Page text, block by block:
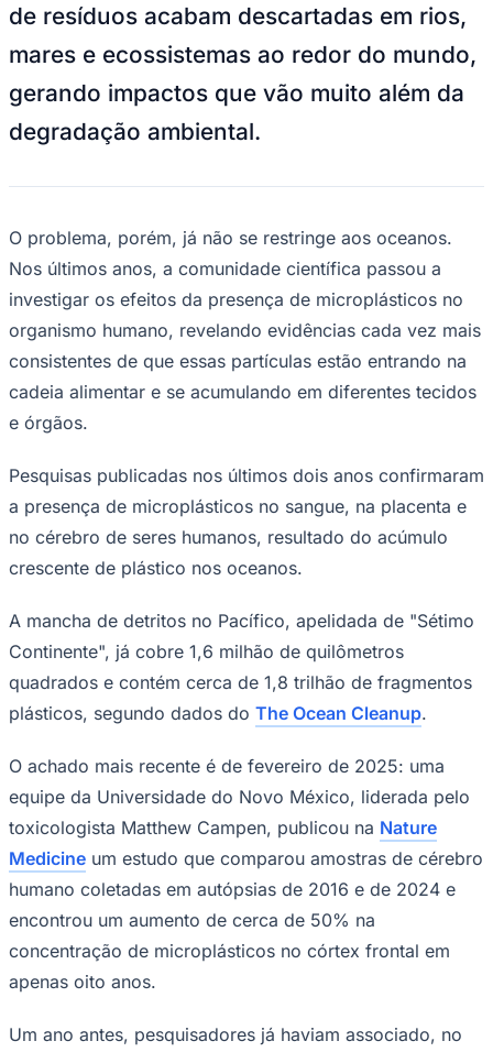
Sport
Juventude
de resíduos acabam descartadas em rios,
mares e ecossistemas ao redor do mundo,
gerando impactos que vão muito além da
degradação ambiental.
O problema, porém, já não se restringe aos oceanos.
Nos últimos anos, a comunidade científica passou a
investigar os efeitos da presença de microplásticos no
organismo humano, revelando evidências cada vez mais
consistentes de que essas partículas estão entrando na
cadeia alimentar e se acumulando em diferentes tecidos
e órgãos.
Pesquisas publicadas nos últimos dois anos confirmaram
a presença de microplásticos no sangue, na placenta e
no cérebro de seres humanos, resultado do acúmulo
crescente de plástico nos oceanos.
A mancha de detritos no Pacífico, apelidada de "Sétimo
Continente", já cobre 1,6 milhão de quilômetros
quadrados e contém cerca de 1,8 trilhão de fragmentos
plásticos, segundo dados do The Ocean Cleanup.
O achado mais recente é de fevereiro de 2025: uma
equipe da Universidade do Novo México, liderada pelo
toxicologista Matthew Campen, publicou na Nature
Medicine um estudo que comparou amostras de cérebro
humano coletadas em autópsias de 2016 e de 2024 e
encontrou um aumento de cerca de 50% na
concentração de microplásticos no córtex frontal em
apenas oito anos.
Um ano antes, pesquisadores já haviam associado, no